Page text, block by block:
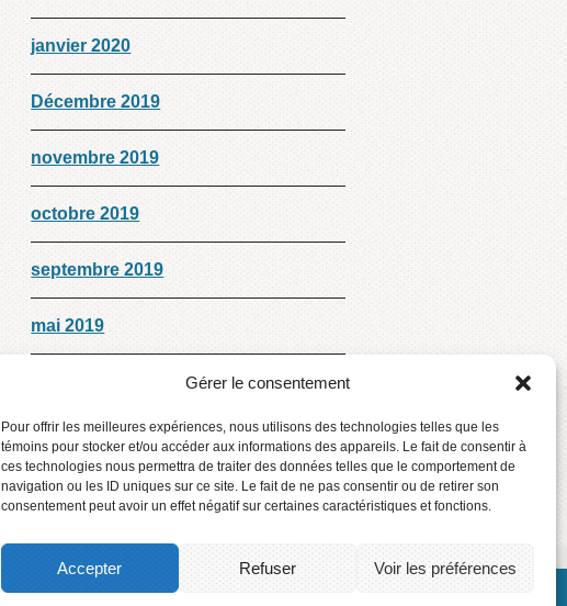
Gérer le consentement
Pour offrir les meilleures expériences, nous utilisons des technologies telles que les
témoins pour stocker et/ou accéder aux informations des appareils. Le fait de consentir à
ces technologies nous permettra de traiter des données telles que le comportement de
navigation ou les ID uniques sur ce site. Le fait de ne pas consentir ou de retirer son
consentement peut avoir un effet négatif sur certaines caractéristiques et fonctions.
Accepter Refuser Voir les préférences
janvier 2020
Décembre 2019
novembre 2019
octobre 2019
septembre 2019
mai 2019
Décembre 2018